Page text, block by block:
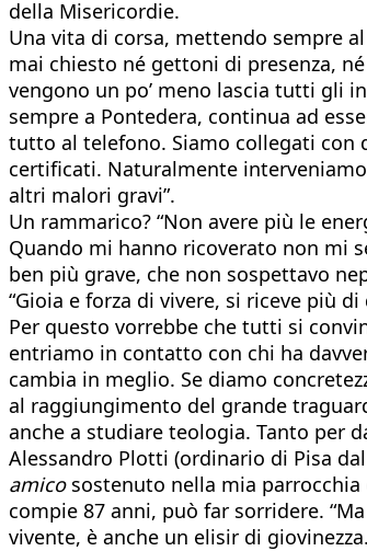
della Misericordie.
Una vita di corsa, mettendo sempre
mai chiesto né gettoni di presenza,
vengono un po’ meno lascia tutti gli
sempre a Pontedera, continua ad
tutto al telefono. Siamo collegati con
certificati. Naturalmente
altri malori gravi”.
Un rammarico? “Non avere più le
Quando mi hanno ricoverato non mi
ben più grave, che non sospettavo
“Gioia e forza di vivere, si riceve più
Per questo vorrebbe che tutti si
entriamo in contatto con chi ha
cambia in meglio. Se diamo
al raggiungimento del grande
anche a studiare teologia. Tanto per
Alessandro Plotti (ordinario di Pisa
amicosostenuto nella mia parrocchia
compie 87 anni, può far sorridere.
vivente, è anche un elisir di giovinezza.